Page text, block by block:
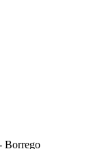
Borrego